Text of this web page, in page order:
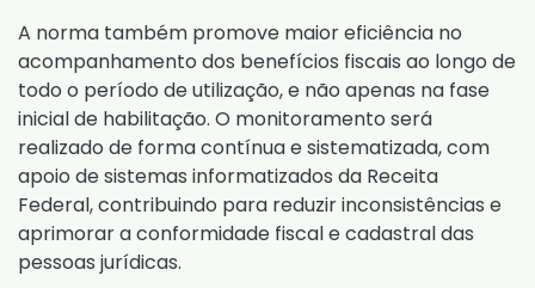
A norma também promove maior eficiência no
acompanhamento dos benefícios fiscais ao longo de
todo o período de utilização, e não apenas na fase
inicial de habilitação. O monitoramento será
realizado de forma contínua e sistematizada, com
apoio de sistemas informatizados da Receita
Federal, contribuindo para reduzir inconsistências e
aprimorar a conformidade fiscal e cadastral das
pessoas jurídicas.